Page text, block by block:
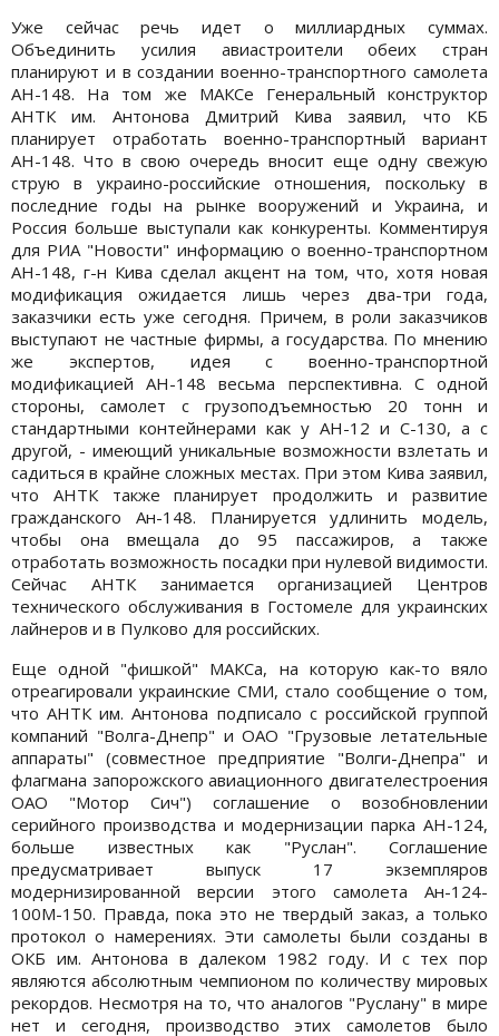
Уже сейчас речь идет о миллиардных суммах.
Объединить усилия авиастроители обеих стран
планируют и в создании военно-транспортного самолета
АН-148. На том же МАКСе Генеральный конструктор
АНТК им. Антонова Дмитрий Кива заявил, что КБ
планирует отработать военно-транспортный вариант
АН-148. Что в свою очередь вносит еще одну свежую
струю в украино-российские отношения, поскольку в
последние годы на рынке вооружений и Украина, и
Россия больше выступали как конкуренты. Комментируя
для РИА "Новости" информацию о военно-транспортном
АН-148, г-н Кива сделал акцент на том, что, хотя новая
модификация ожидается лишь через два-три года,
заказчики есть уже сегодня. Причем, в роли заказчиков
выступают не частные фирмы, а государства. По мнению
же экспертов, идея с военно-транспортной
модификацией АН-148 весьма перспективна. С одной
стороны, самолет с грузоподъемностью 20 тонн и
стандартными контейнерами как у АН-12 и С-130, а с
другой, - имеющий уникальные возможности взлетать и
садиться в крайне сложных местах. При этом Кива заявил,
что АНТК также планирует продолжить и развитие
гражданского Ан-148. Планируется удлинить модель,
чтобы она вмещала до 95 пассажиров, а также
отработать возможность посадки при нулевой видимости.
Сейчас АНТК занимается организацией Центров
технического обслуживания в Гостомеле для украинских
лайнеров и в Пулково для российских.
Еще одной "фишкой" МАКСа, на которую как-то вяло
отреагировали украинские СМИ, стало сообщение о том,
что АНТК им. Антонова подписало с российской группой
компаний "Волга-Днепр" и ОАО "Грузовые летательные
аппараты" (совместное предприятие "Волги-Днепра" и
флагмана запорожского авиационного двигателестроения
ОАО "Мотор Сич") соглашение о возобновлении
серийного производства и модернизации парка АН-124,
больше известных как "Руслан". Соглашение
предусматривает выпуск 17 экземпляров
модернизированной версии этого самолета Ан-124-
100М-150. Правда, пока это не твердый заказ, а только
протокол о намерениях. Эти самолеты были созданы в
ОКБ им. Антонова в далеком 1982 году. И с тех пор
являются абсолютным чемпионом по количеству мировых
рекордов. Несмотря на то, что аналогов "Руслану" в мире
нет и сегодня, производство этих самолетов было